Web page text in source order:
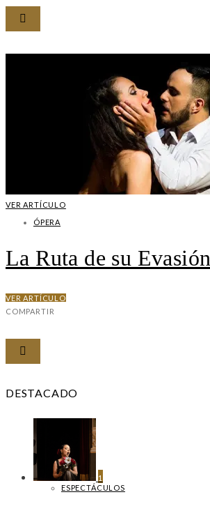
VER ARTÍCULO
ÓPERA
La Ruta de su Evasión
VER ARTÍCULO
COMPARTIR
DESTACADO
1
ESPECTÁCULOS